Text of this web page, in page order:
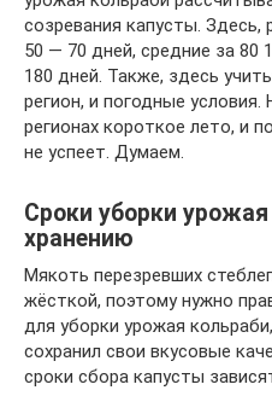
созревания капусты. Здесь,
50 — 70 дней, средние за 80
180 дней. Также, здесь
регион, и погодные условия.
регионах короткое лето, и
не успеет. Думаем.
Сроки уборки
хранению
Мякоть перезревших
жёсткой, поэтому нужно
для уборки урожая
сохранил свои вкусовые
сроки сбора капусты